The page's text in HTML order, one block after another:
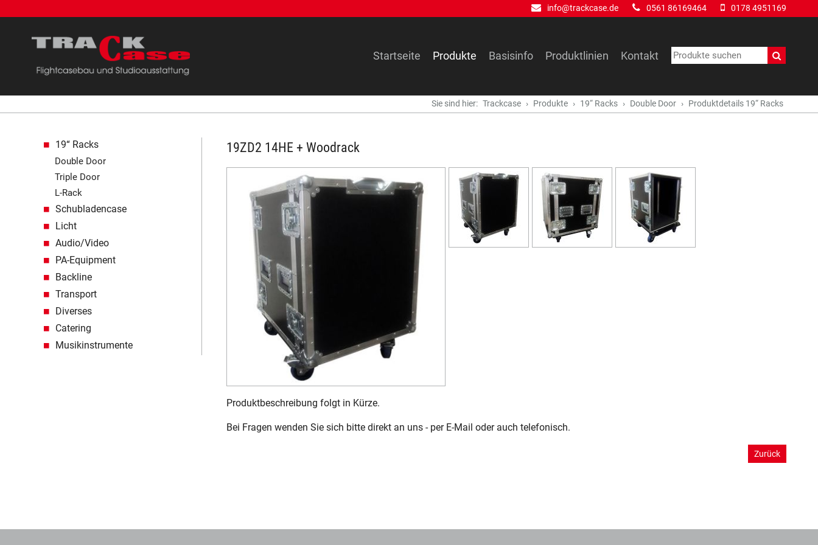
info@trackcase.de 0561 86169464 0178 4951169
Navigation
Startseite Produkte Basisinfo Produktlinien Kontakt
Sie sind hier: Trackcase Produkte 19“ Racks Double Door Produktdetails 19“ Racks
Navigation überspringen
19“ Racks
Double Door
Triple Door
L-Rack
Schubladencase
Licht
Audio/Video
PA-Equipment
Backline
Transport
Diverses
Catering
Musikinstrumente
19ZD2 14HE + Woodrack
Produktbeschreibung folgt in Kürze.
Bei Fragen wenden Sie sich bitte direkt an uns - per E-Mail oder auch telefonisch.
Zurück